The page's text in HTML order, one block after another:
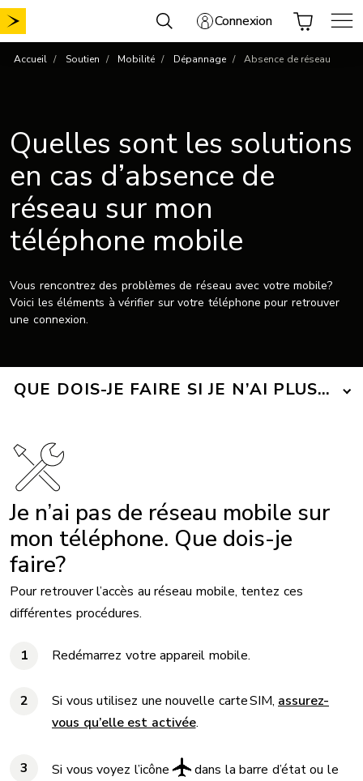
Aller
au
Connexion
Accueil Soutien Mobilité Dépannage Absence de réseau
Quelles sont les solutions
en cas d’absence de
réseau sur mon
téléphone mobile
Vous rencontrez des problèmes de réseau avec votre mobile?
Voici les éléments à vérifier sur votre téléphone pour retrouver
une connexion.
QUE DOIS-JE FAIRE SI JE N’AI PLUS DE
Je n’ai pas de réseau mobile sur
mon téléphone. Que dois-je
faire?
Pour retrouver l’accès au réseau mobile, tentez ces
différentes procédures.
Redémarrez votre appareil mobile.
Si vous utilisez une nouvelle carte SIM, assurez-
vous qu’elle est activée.
Si vous voyez l’icône
dans la barre d’état ou le